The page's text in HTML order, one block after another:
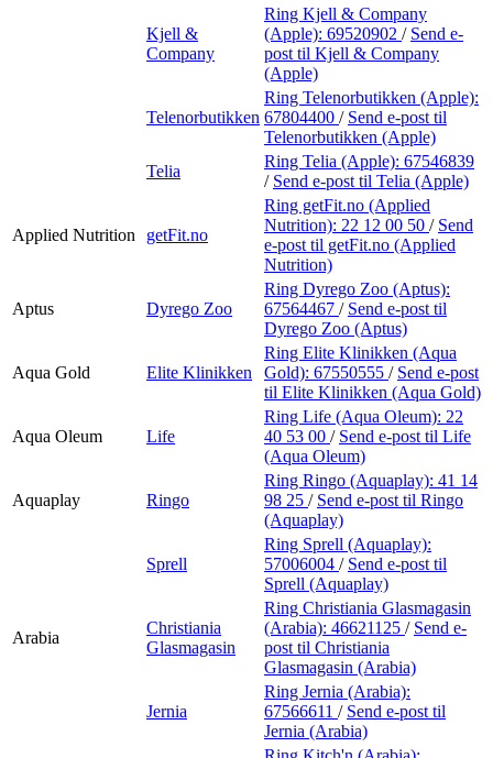
Kjell &
Company
Ring Kjell & Company
(Apple): 69520902 / Send e-
post til Kjell & Company
(Apple)
Telenorbutikken
Ring Telenorbutikken (Apple):
67804400 / Send e-post til
Telenorbutikken (Apple)
Telia
Ring Telia (Apple): 67546839
/ Send e-post til Telia (Apple)
Applied Nutrition getFit.no
Ring getFit.no (Applied
Nutrition): 22 12 00 50 / Send
e-post til getFit.no (Applied
Nutrition)
Aptus Dyrego Zoo
Ring Dyrego Zoo (Aptus):
67564467 / Send e-post til
Dyrego Zoo (Aptus)
Aqua Gold Elite Klinikken
Ring Elite Klinikken (Aqua
Gold): 67550555 / Send e-post
til Elite Klinikken (Aqua Gold)
Aqua Oleum Life
Ring Life (Aqua Oleum): 22
40 53 00 / Send e-post til Life
(Aqua Oleum)
Aquaplay Ringo
Ring Ringo (Aquaplay): 41 14
98 25 / Send e-post til Ringo
(Aquaplay)
Sprell
Ring Sprell (Aquaplay):
57006004 / Send e-post til
Sprell (Aquaplay)
Arabia
Christiania
Glasmagasin
Ring Christiania Glasmagasin
(Arabia): 46621125 / Send e-
post til Christiania
Glasmagasin (Arabia)
Jernia
Ring Jernia (Arabia):
67566611 / Send e-post til
Jernia (Arabia)